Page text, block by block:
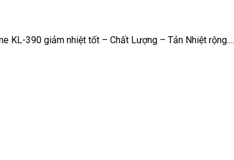
KL-390 giảm nhiệt tốt – Chất Lượng – Tản Nhiệt rộng....